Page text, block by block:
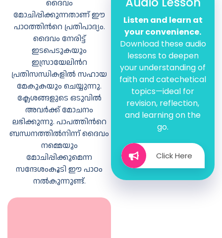
ദൈവം
മോചിപ്പിക്കുന്നതാണ് ഈ
പാഠത്തിന്‍റെ പ്രതിപാദ്യം.
ദൈവം നേരിട്ട്
ഇടപെടുകയും
ഇസ്രായേലിന്‍റ
പ്രതിസന്ധികളില്‍ സഹായ
മേകുകയും ചെയ്യുന്നു.
ക്ലേശങ്ങളുടെ ഒടുവില്‍
അവര്‍ക്ക് മോചനം
ലഭിക്കുന്നു. പാപത്തിന്‍റെ
ബന്ധനത്തില്‍നിന്ന് ദൈവം
നമ്മെയും
മോചിപ്പിക്കുമെന്ന
സന്ദേശംകൂടി ഈ പാഠം
നല്‍കുന്നുണ്ട്.
മനോഭാവങ്ങള്‍
പ്രവര്‍ത്തിക്കാം
Listen and learn at
your convenience.
Download these audio
lessons to deepen
your understanding of
faith and catechetical
topics—ideal for
revision, reflection,
and learning on the
go.
Click Here